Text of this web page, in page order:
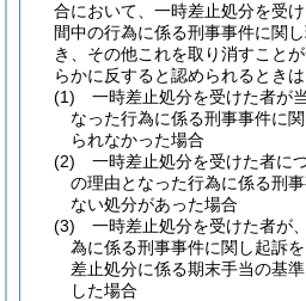
合において、一時差止処分を受
間中の行為に係る刑事事件に関
き、その他これを取り消すこと
らかに反すると認められるとき
(1)
一時差止処分を受けた者が
なった行為に係る刑事事件に
られなかった場合
(2)
一時差止処分を受けた者に
の理由となった行為に係る刑
ない処分があった場合
(3)
一時差止処分を受けた者が
為に係る刑事事件に関し起訴
差止処分に係る期末手当の基
した場合